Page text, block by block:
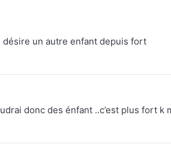
désire un autre enfant depuis fort
donc des énfant ..c’est plus fort k